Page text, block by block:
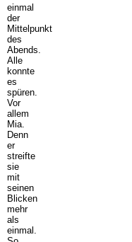
einmal
der
Mittelpunkt
des
Abends.
Alle
konnte
es
spüren.
Vor
allem
Mia.
Denn
er
streifte
sie
mit
seinen
Blicken
mehr
als
einmal.